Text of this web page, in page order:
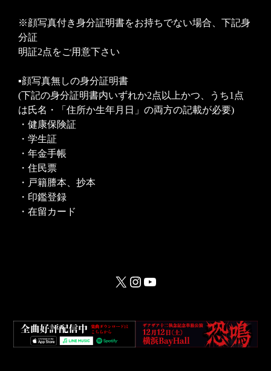
※顔写真付き身分証明書をお持ちでない場合、下記身
分証
明証2点をご用意下さい
▪顔写真無しの身分証明書
(下記の身分証明書内いずれか2点以上かつ、うち1点
は氏名・「住所か生年月日」の両方の記載が必要)
・健康保険証
・学生証
・年金手帳
・住民票
・戸籍謄本、抄本
・印鑑登録
・在留カード
X Instagram
YouTube